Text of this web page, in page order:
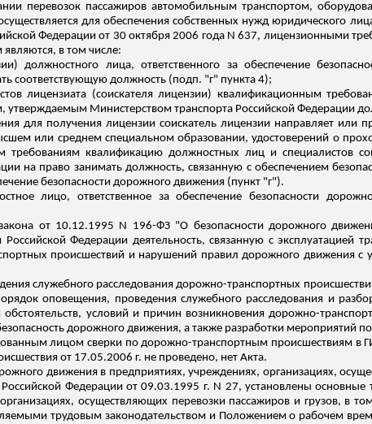
перевозок пассажиров автомобильным транспортом,
для обеспечения собственных нужд юридического
Федерации от 30 октября 2006 года N 637, лицензионными
в том числе:
должностного лица, ответственного за обеспечение
соответствующую должность (подп. "г" пункта 4);
лицензиата (соискателя лицензии) квалификационным
утверждаемым Министерством транспорта Российской Федерации
для получения лицензии соискатель лицензии направляет или
или среднем специальном образовании, удостоверений о
требованиям квалификацию должностных лиц и специалистов
на право занимать должность, связанную с обеспечением
безопасности дорожного движения (пункт "г").
лицо, ответственное за обеспечение безопасности
закона от 10.12.1995 N 196-ФЗ "О безопасности дорожного
Федерации деятельность, связанную с эксплуатацией
происшествий и нарушений правил дорожного движения с
служебного расследования дорожно-транспортных
оповещения, проведения служебного расследования и
условий и причин возникновения дорожно-
дорожного движения, а также разработки мероприятий по
лицом сверки по дорожно-транспортным происшествиям в
от 17.05.2006 г. не проведено, нет Акта.
движения в предприятиях, учреждениях, организациях,
Федерации от 09.03.1995 г. N 27, установлены основные
осуществляющих перевозки пассажиров и грузов, в
трудовым законодательством и Положением о рабочем